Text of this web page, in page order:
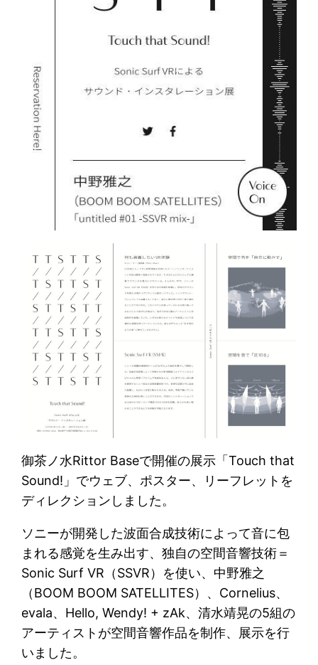
御茶ノ水Rittor Baseで開催の展示「Touch that
Sound!」でウェブ、ポスター、リーフレットを
ディレクションしました。
ソニーが開発した波面合成技術によって音に包
まれる感覚を生み出す、独自の空間音響技術＝
Sonic Surf VR（SSVR）を使い、中野雅之
（BOOM BOOM SATELLITES）、Cornelius、
evala、Hello, Wendy! + zAk、清水靖晃の5組の
アーティストが空間音響作品を制作、展示を行
いました。